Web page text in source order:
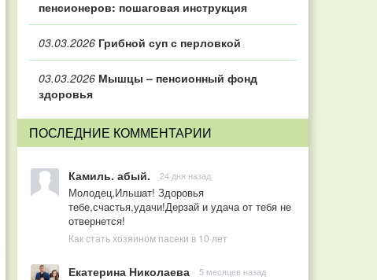
пенсионеров: пошаговая инструкция
03.03.2026 Грибной суп с перловкой
03.03.2026 Мышцы – пенсионный фонд
здоровья
ПОСЛЕДНИЕ КОММЕНТАРИИ
Камиль. абый. 24 дня назад
Молодец,Ильшат! Здоровья
тебе,счастья,удачи!Дерзай и удача от тебя не
отвернется!
Как стать хозяином пасеки в 10 лет
Екатерина Николаева 5 месяцев назад